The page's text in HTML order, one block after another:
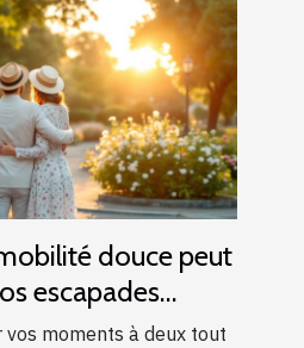
douce peut
escapades
vos moments à deux tout